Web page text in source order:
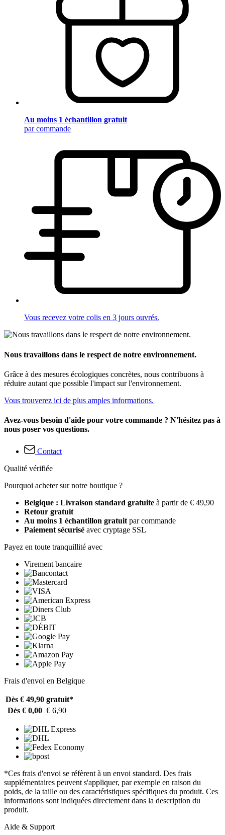
Au moins 1 échantillon gratuit
par commande
Vous recevez votre colis en 3 jours ouvrés.
Nous travaillons dans le respect de notre environnement.
Grâce à des mesures écologiques concrètes, nous contribuons à
réduire autant que possible l'impact sur l'environnement.
Vous trouverez ici de plus amples informations.
Avez-vous besoin d'aide pour votre commande ? N'hésitez pas à
nous poser vos questions.
Contact
Qualité vérifiée
Pourquoi acheter sur notre boutique ?
Belgique : Livraison standard gratuite à partir de € 49,90
Retour gratuit
Au moins 1 échantillon gratuit par commande
Paiement sécurisé avec cryptage SSL
Payez en toute tranquillité avec
Virement bancaire
Frais d'envoi en Belgique
Dès € 49,90 gratuit*
Dès € 0,00 € 6,90
*Ces frais d'envoi se réfèrent à un envoi standard. Des frais
supplémentaires peuvent s'appliquer, par exemple en raison du
poids, de la taille ou des caractéristiques spécifiques du produit. Ces
informations sont indiquées directement dans la description du
produit.
Aide & Support